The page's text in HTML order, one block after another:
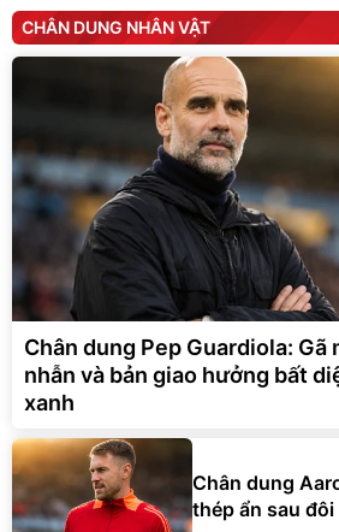
CHÂN DUNG NHÂN VẬT
Chân dung Pep Guardiola: Gã
nhẫn và bản giao hưởng bất
xanh
Chân dung
thép ẩn sau